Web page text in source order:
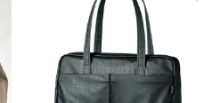
ウオッチ
ネックレス